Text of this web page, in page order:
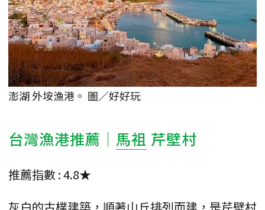
澎湖 外垵漁港。 圖／好好玩
台灣漁港推薦｜ 馬祖 芹壁村
推薦指數 : 4.8★
灰白的古樸建築，順著山丘排列而建，是芹壁村